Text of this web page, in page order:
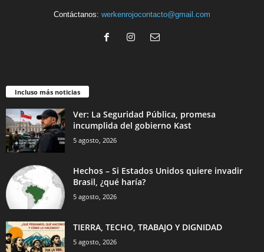
Contáctanos: werkenrojocontacto@gmail.com
Incluso más noticias
Ver: La Seguridad Pública, promesa
incumplida del gobierno Kast
5 agosto, 2026
Hechos – Si Estados Unidos quiere invadir
Brasil, ¿qué haría?
5 agosto, 2026
TIERRA, TECHO, TRABAJO Y DIGNIDAD
5 agosto, 2026